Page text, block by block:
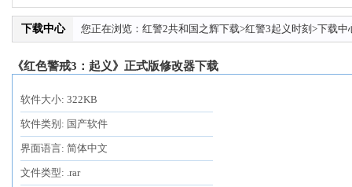
下载中心 您正在浏览： 红警2共和国之辉下载>红警3起义时刻 >下载中
《红色警戒3：起义》正式版修改器下载
软件大小: 322KB
软件类别: 国产软件
界面语言: 简体中文
文件类型: .rar